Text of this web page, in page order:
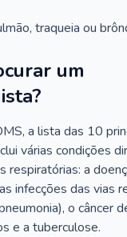
traqueia ou
um
a lista das 10
várias condições
respiratórias: a
infecções das vias
o câncer
e a tuberculose.